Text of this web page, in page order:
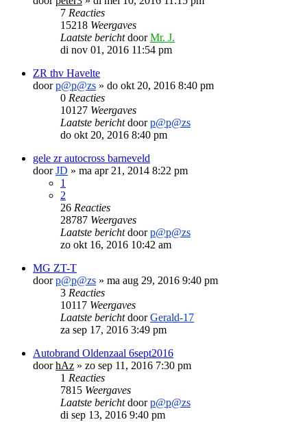
7 Reacties
15218 Weergaves
Laatste berichtdoorMr. J.
di nov 01, 2016 11:54 pm
ZR thv Havelte
doorp@p@zs » do okt 20, 2016 8:40 pm
0 Reacties
10127 Weergaves
Laatste berichtdoorp@p@zs
do okt 20, 2016 8:40 pm
gele zr autocross barneveld
doorJD » ma apr 21, 2014 8:22 pm
1
2
26 Reacties
28787 Weergaves
Laatste berichtdoorp@p@zs
zo okt 16, 2016 10:42 am
MG ZT-T
doorp@p@zs » ma aug 29, 2016 9:40 pm
3 Reacties
10117 Weergaves
Laatste berichtdoorGerald-17
za sep 17, 2016 3:49 pm
Autobrand Oldenzaal 6sept2016
doorhAz » zo sep 11, 2016 7:30 pm
1 Reacties
7815 Weergaves
Laatste berichtdoorp@p@zs
di sep 13, 2016 9:40 pm